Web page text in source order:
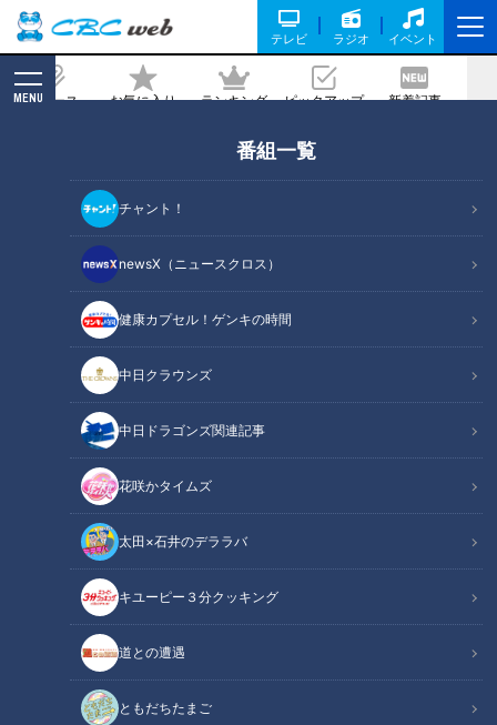
テレビ ラジオ イベント
ニュース お気に入り ランキング ピックアップ 新着記事
MENU
番組一覧
チャント！
newsX（ニュースクロス）
健康カプセル！ゲンキの時間
中日クラウンズ
中日ドラゴンズ関連記事
花咲かタイムズ
太田×石井のデララバ
キユーピー３分クッキング
道との遭遇
ともだちたまご
く女性のためのクレジットカードの選び
方と活用術【FP解説】
記事に戻る
CBCテレビ me:tone編集部
この記事の画像（全5枚）